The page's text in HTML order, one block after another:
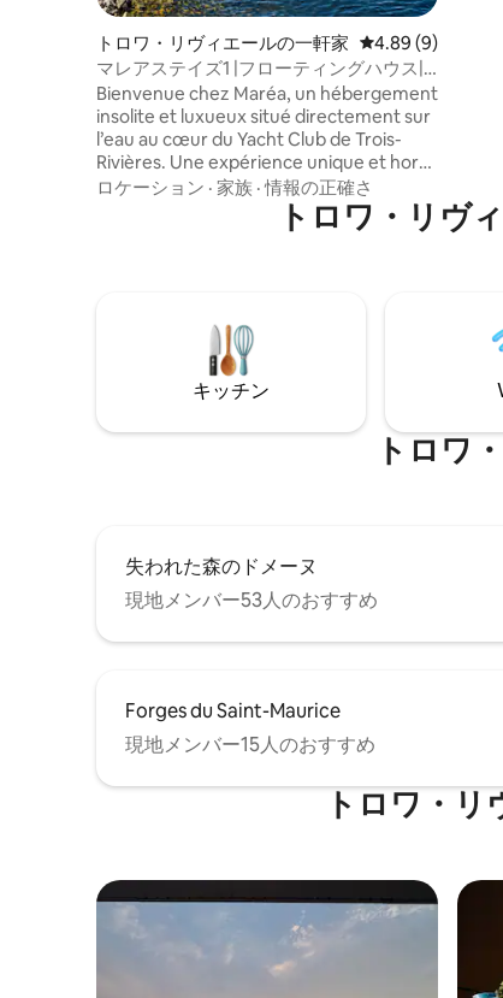
トロワ・リヴィエールの一軒家 レビュー9件、5
4.89 (9)
マレアステイズ1 |フローティングハウス|
ヨットクラブTR
Bienvenue chez Maréa, un hébergement
insolite et luxueux situé directement sur
l’eau au cœur du Yacht Club de Trois-
Rivières. Une expérience unique et hors
du commun dans un cadre paisible et
flottant moderne offre le parfait
couchers de soleil sur le fleuve et profite
d’un séjour à proximité du centre-ville et
de sa gastronomie.
ロケーション · 家族 ·情報の正確さ
トロワ・リヴ
キッチン
トロワ
失われた森のドメーヌ
現地メンバー53人のおすすめ
Forges du Saint-Maurice
現地メンバー15人のおすすめ
トロワ・